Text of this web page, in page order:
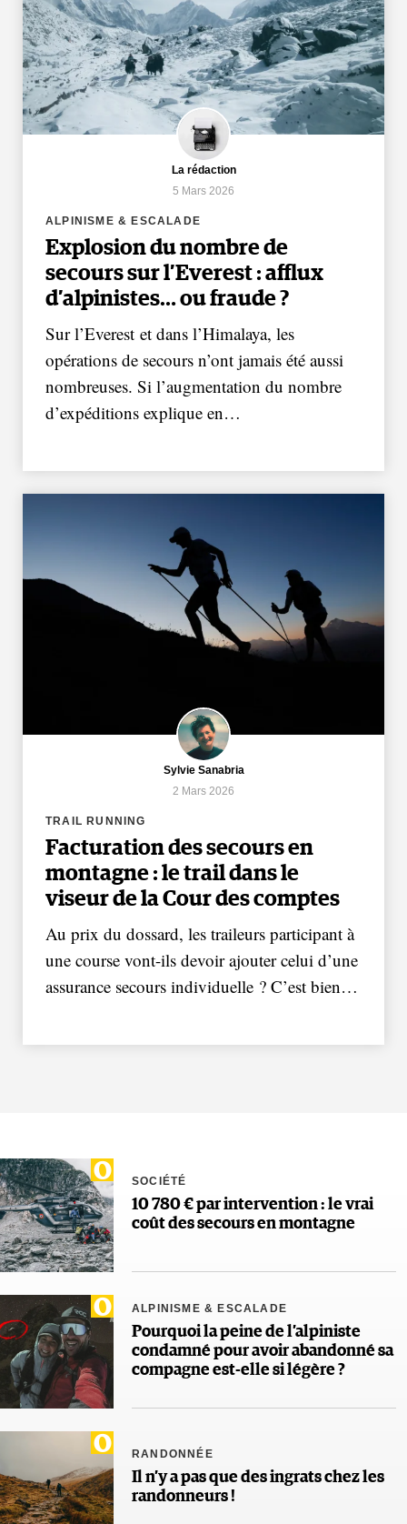
La rédaction
5 Mars 2026
ALPINISME & ESCALADE
Explosion du nombre de
secours sur l’Everest : afflux
d’alpinistes… ou fraude ?
Sur l’Everest et dans l’Himalaya, les
opérations de secours n’ont jamais été aussi
nombreuses. Si l’augmentation du nombre
d’expéditions explique en…
Sylvie Sanabria
2 Mars 2026
TRAIL RUNNING
Facturation des secours en
montagne : le trail dans le
viseur de la Cour des comptes
Au prix du dossard, les traileurs participant à
une course vont-ils devoir ajouter celui d’une
assurance secours individuelle ? C’est bien…
SOCIÉTÉ
10 780 € par intervention : le vrai
coût des secours en montagne
ALPINISME & ESCALADE
Pourquoi la peine de l’alpiniste
condamné pour avoir abandonné sa
compagne est-elle si légère ?
RANDONNÉE
Il n’y a pas que des ingrats chez les
randonneurs !